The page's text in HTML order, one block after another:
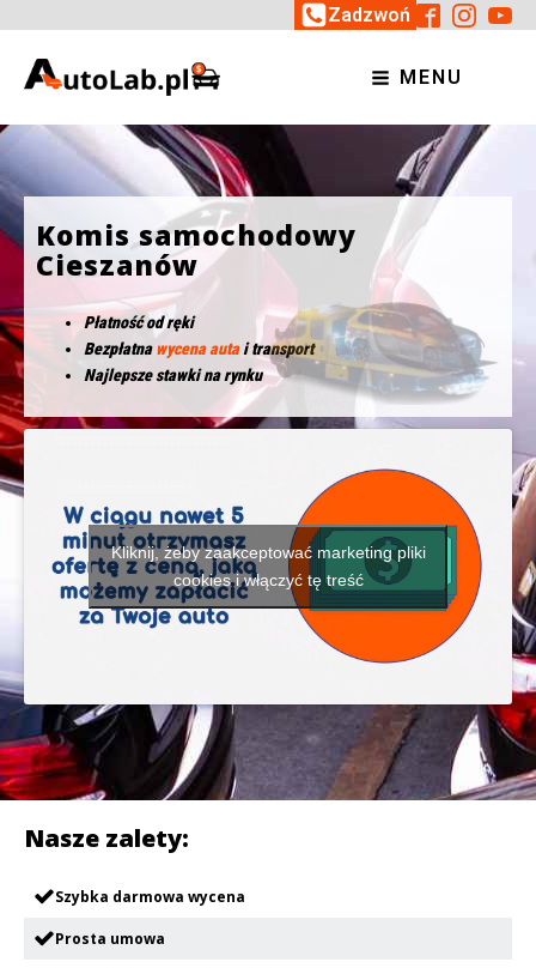
Zadzwoń
MENU
Komis samochodowy
Cieszanów
Płatność od ręki
Bezpłatnawycena autai transport
Najlepsze stawki na rynku
Kliknij, żeby zaakceptować marketing pliki
cookies i włączyć tę treść
Nasze zalety:
Szybka darmowa wycena
Prosta umowa